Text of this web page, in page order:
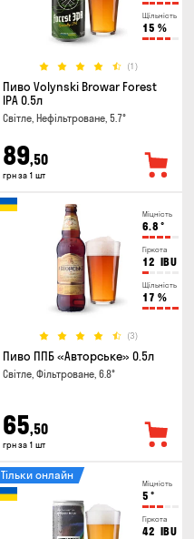
Щільність
15 %
(1)
Пиво Volynski Browar Forest
IPA 0.5л
Світле, Нефільтроване, 5.7°
89,50
грн за 1 шт
Міцність
6.8 °
Гіркота
12 IBU
Щільність
17 %
(3)
Пиво ППБ «Авторське» 0.5л
Світле, Фільтроване, 6.8°
65,50
грн за 1 шт
Міцність
5 °
Гіркота
42 IBU
Тільки онлайн